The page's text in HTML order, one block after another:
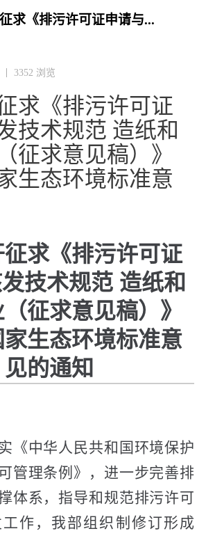
求《排污许可证申请与...
3352 浏览
求《排污许可证
技术规范 造纸和
征求意见稿）》
生态环境标准意
求《排污许可证
技术规范 造纸和
征求意见稿）》
生态环境标准意
见的通知
中华人民共和国环境保护
管理条例》，进一步完善排
体系，指导和规范排污许可
作，我部组织制修订形成